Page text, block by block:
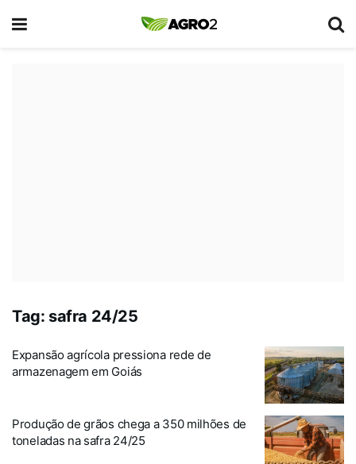
Tag: safra 24/25
Expansão agrícola pressiona rede de
armazenagem em Goiás
Produção de grãos chega a 350 milhões de
toneladas na safra 24/25